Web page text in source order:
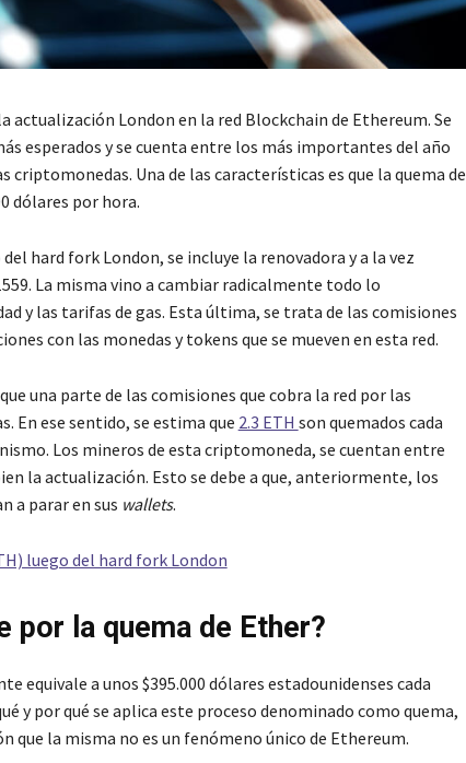
actualización London en la red Blockchain de Ethereum. Se
esperados y se cuenta entre los más importantes del año
criptomonedas. Una de las características es que la quema de
dólares por hora.
hard fork London, se incluye la renovadora y a la vez
La misma vino a cambiar radicalmente todo lo
y las tarifas de gas. Esta última, se trata de las comisiones
con las monedas y tokens que se mueven en esta red.
una parte de las comisiones que cobra la red por las
En ese sentido, se estima que 2.3 ETH son quemados cada
Los mineros de esta criptomoneda, se cuentan entre
la actualización. Esto se debe a que, anteriormente, los
a parar en sus wallets.
luego del hard fork London
por la quema de Ether?
equivale a unos $395.000 dólares estadounidenses cada
y por qué se aplica este proceso denominado como quema,
que la misma no es un fenómeno único de Ethereum.